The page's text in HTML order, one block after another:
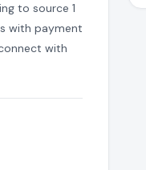
法企业。
出口条款。
to source 1
with payment
with